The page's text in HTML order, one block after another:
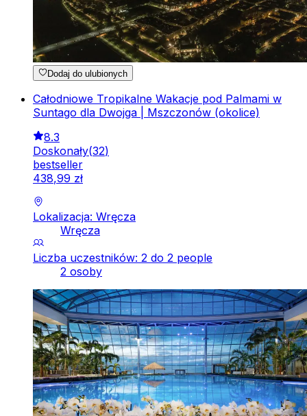
Dodaj do ulubionych
Całodniowe Tropikalne Wakacje pod Palmami w
Suntago dla Dwojga | Mszczonów (okolice)
8.3
Doskonały(32)
bestseller
438,99 zł
Lokalizacja: Wręcza
Wręcza
Liczba uczestników: 2 do 2 people
2 osoby